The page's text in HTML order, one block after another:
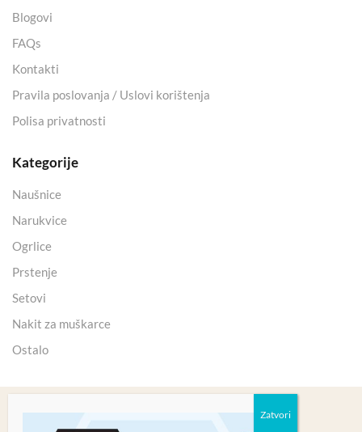
Blogovi
FAQs
Kontakti
Pravila poslovanja / Uslovi korištenja
Polisa privatnosti
Kategorije
Naušnice
Narukvice
Ogrlice
Prstenje
Setovi
Nakit za muškarce
Ostalo